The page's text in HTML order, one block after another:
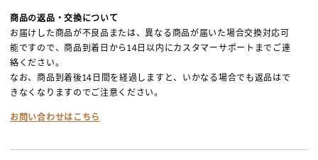
商品の返品・交換について
お届けした商品が不良品または、異なる商品が届いた場合交換対応可
能ですので、商品到着日から14日以内にカスタマーサポートまでご連
絡ください。
なお、商品到着後14日間を経過しますと、いかなる場合でも返品はで
きなくなりますのでご注意ください。
お問い合わせはこちら